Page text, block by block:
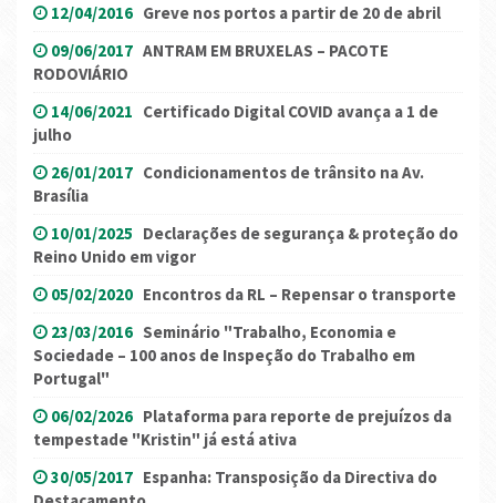
12/04/2016 Greve nos portos a partir de 20 de abril
09/06/2017 ANTRAM EM BRUXELAS – PACOTE
RODOVIÁRIO
14/06/2021 Certificado Digital COVID avança a 1 de
julho
26/01/2017 Condicionamentos de trânsito na Av.
Brasília
10/01/2025 Declarações de segurança & proteção do
Reino Unido em vigor
05/02/2020 Encontros da RL – Repensar o transporte
23/03/2016 Seminário "Trabalho, Economia e
Sociedade – 100 anos de Inspeção do Trabalho em
Portugal"
06/02/2026 Plataforma para reporte de prejuízos da
tempestade "Kristin" já está ativa
30/05/2017 Espanha: Transposição da Directiva do